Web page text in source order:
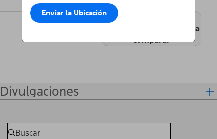
Enviar la Ubicación
Agregar un modelo para
comparar
Divulgaciones